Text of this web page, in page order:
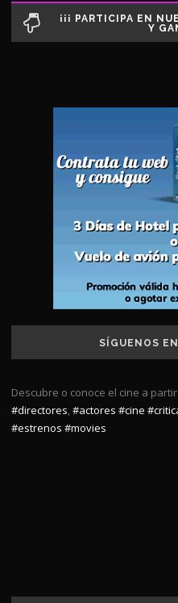
¡¡¡ PARTICIPA EN
Y
SÍGUENOS
Descubre o conoce el cine a
#directores,#actores #cine
#estrenos #movies